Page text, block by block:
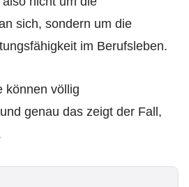
sich, sondern um die
im Berufsleben.
können völlig
genau das zeigt der Fall,